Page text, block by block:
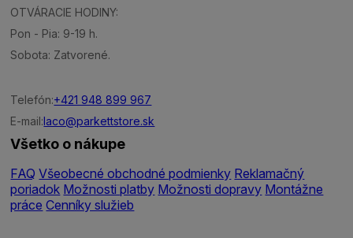
OTVÁRACIE HODINY:
Pon - Pia: 9-19 h.
Sobota: Zatvorené.
Telefón:+421 948 899 967
E-mail:laco@parkettstore.sk
Všetko o nákupe
FAQ Všeobecné obchodné podmienky Reklamačný
poriadok Možnosti platby Možnosti dopravy Montážne
práce Cenníky služieb